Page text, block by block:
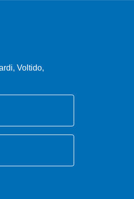
Voltido,